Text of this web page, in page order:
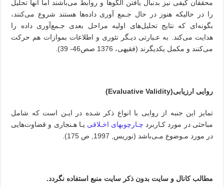
محققان کیفی نیز بدنبال‌ یافتن‌ الگوها و روابط می‌باشند اما آنها تحلیل
را در حالیکه هنوز در حال جـمع‌ آوری‌ داده‌ها‌ هستند شروع می‌کنند،
بگونه‌ای که نتایج تحلیل‌های اولیه مراحل بعدی جـمع‌آوری داده را
هدایت می‌کند‌. به‌ عـبارتی دیـگر تئوری و اطلاعات بموازات هم حرکت
می‌کنند و مکمل یکدیگرند (فقیهی، 1376‌ صص‌46‌- 39).
روایی ارزیابی(Evaluative‌ Validity‌
)
تمایز‌ این‌ جنبه‌ از روایی با انواع ذکر‌ شـده‌ در‌ ایـن است که شامل
مباحثی در مورد کـاربرد چـارچوبهای اخـلاقی یـا هـنجاری و قضاوت‌هایی
در مورد مـوضوع مـی‌باشد (نوریس, 1997, ص 175).
مطالب کانال و سایت بدون ذکر سایت منبع استفاده نگردد.